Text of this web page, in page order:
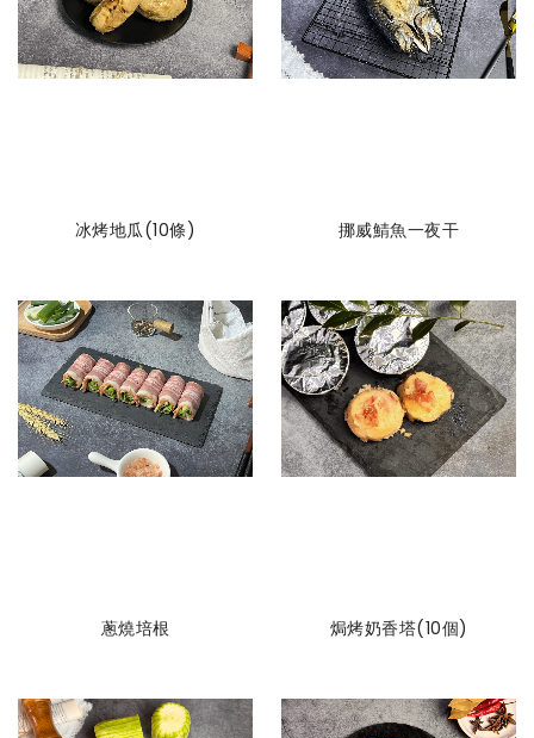
冰烤地瓜(10條) 挪威鯖魚一夜干
蔥燒培根 焗烤奶香塔(10個)